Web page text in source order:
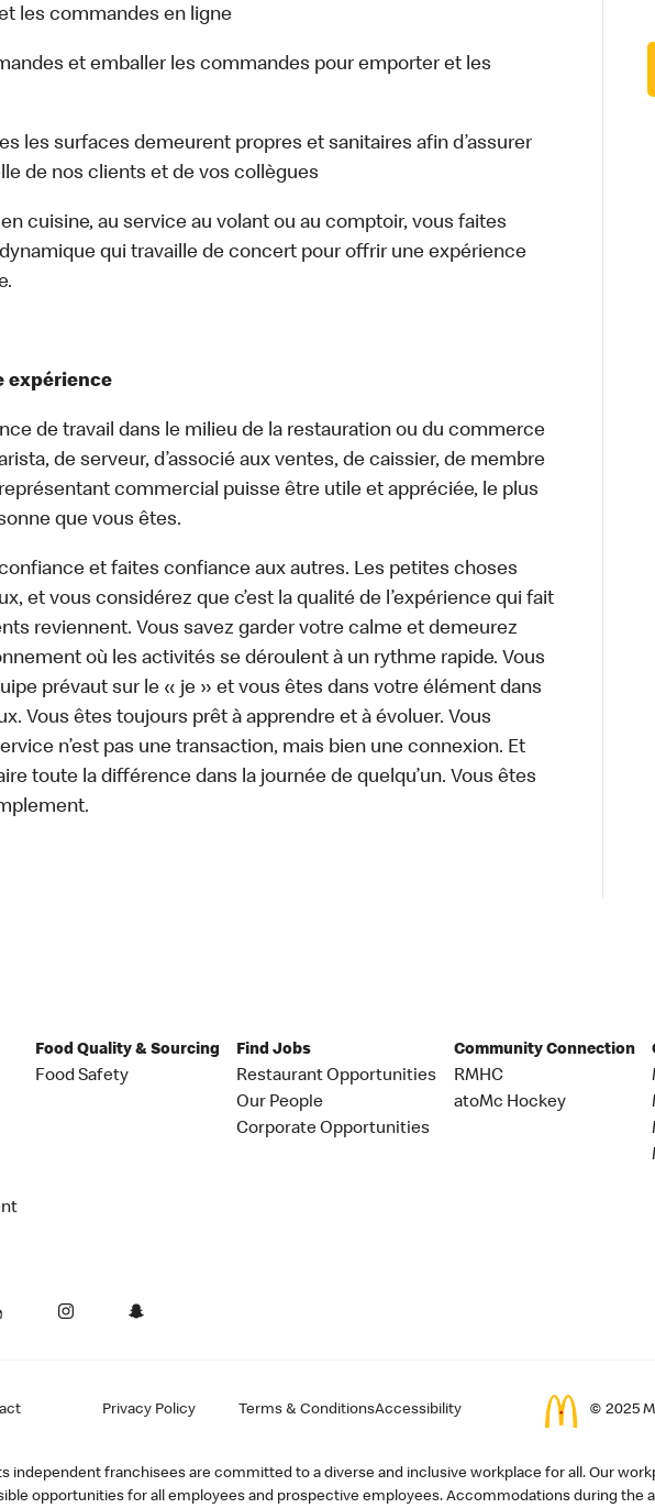
les commandes en ligne
et emballer les commandes pour emporter et les
les surfaces demeurent propres et sanitaires afin d’assurer
de nos clients et de vos collègues
cuisine, au service au volant ou au comptoir, vous faites
qui travaille de concert pour offrir une expérience
expérience
de travail dans le milieu de la restauration ou du commerce
de serveur, d’associé aux ventes, de caissier, de membre
commercial puisse être utile et appréciée, le plus
que vous êtes.
et faites confiance aux autres. Les petites choses
et vous considérez que c’est la qualité de l’expérience qui fait
reviennent. Vous savez garder votre calme et demeurez
où les activités se déroulent à un rythme rapide. Vous
prévaut sur le « je » et vous êtes dans votre élément dans
Vous êtes toujours prêt à apprendre et à évoluer. Vous
n’est pas une transaction, mais bien une connexion. Et
toute la différence dans la journée de quelqu’un. Vous êtes
Food Quality & Sourcing
Food Safety
Find Jobs
Restaurant Opportunities
Our People
Corporate Opportunities
Community Connection
RMHC
atoMc Hockey
Privacy Policy Terms & ConditionsAccessibility © 2025
independent franchisees are committed to a diverse and inclusive workplace for all. Our
opportunities for all employees and prospective employees. Accommodations during the